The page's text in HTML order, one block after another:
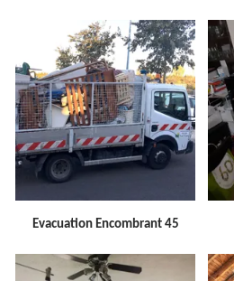
Evacuation Encombrant 45